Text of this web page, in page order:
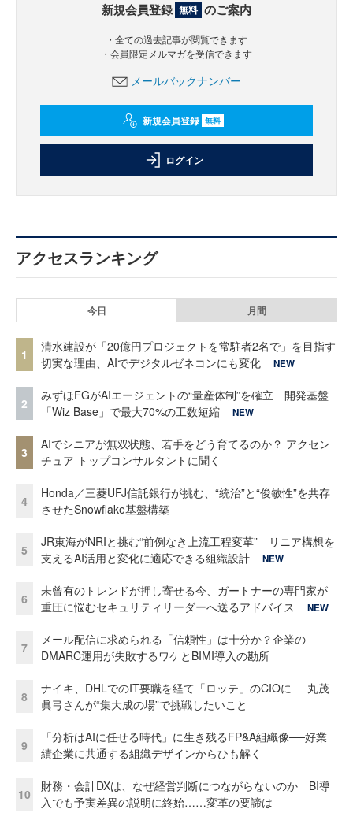
新規会員登録 無料 のご案内
・全ての過去記事が閲覧できます
・会員限定メルマガを受信できます
メールバックナンバー
新規会員登録 無料
ログイン
アクセスランキング
今日 月間
1
清水建設が「20億円プロジェクトを常駐者2名で」を目指す
切実な理由、AIでデジタルゼネコンにも変化
NEW
2
みずほFGがAIエージェントの“量産体制”を確立 開発基盤
「Wiz Base」で最大70%の工数短縮
NEW
3
AIでシニアが無双状態、若手をどう育てるのか？ アクセン
チュア トップコンサルタントに聞く
4
Honda／三菱UFJ信託銀行が挑む、“統治”と“俊敏性”を共存
させたSnowflake基盤構築
5
JR東海がNRIと挑む“前例なき上流工程変革” リニア構想を
支えるAI活用と変化に適応できる組織設計
NEW
6
未曾有のトレンドが押し寄せる今、ガートナーの専門家が
重圧に悩むセキュリティリーダーへ送るアドバイス
NEW
7
メール配信に求められる「信頼性」は十分か？企業の
DMARC運用が失敗するワケとBIMI導入の勘所
8
ナイキ、DHLでのIT要職を経て「ロッテ」のCIOに──丸茂
眞弓さんが“集大成の場”で挑戦したいこと
9
「分析はAIに任せる時代」に生き残るFP&A組織像──好業
績企業に共通する組織デザインからひも解く
10
財務・会計DXは、なぜ経営判断につながらないのか BI導
入でも予実差異の説明に終始……変革の要諦は